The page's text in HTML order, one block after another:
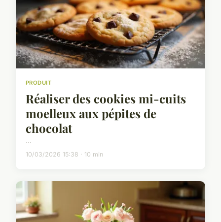
PRODUIT
Réaliser des cookies mi-cuits
moelleux aux pépites de
chocolat
...
10/03/2026 15:38 · 10 min